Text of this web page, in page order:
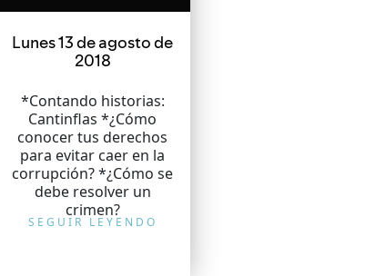
Lunes 13 de agosto de
2018
*Contando historias:
Cantinflas *¿Cómo
conocer tus derechos
para evitar caer en la
corrupción? *¿Cómo se
debe resolver un
crimen?
SEGUIR LEYENDO